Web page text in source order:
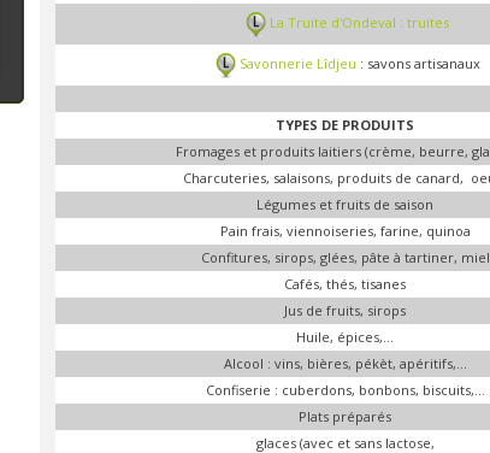
La Truite d'Ondeval : truites
Savonnerie Lîdjeu : savons artisanaux
TYPES DE PRODUITS
Fromages et produits laitiers (crème, beurre,
Charcuteries, salaisons, produits de canard,
Légumes et fruits de saison
Pain frais, viennoiseries, farine, quinoa
Confitures, sirops, glées, pâte à tartiner, miel
Cafés, thés, tisanes
Jus de fruits, sirops
Huile, épices,...
Alcool : vins, bières, pékèt, apéritifs,...
Confiserie : cuberdons, bonbons, biscuits,...
Plats préparés
glaces (avec et sans lactose,